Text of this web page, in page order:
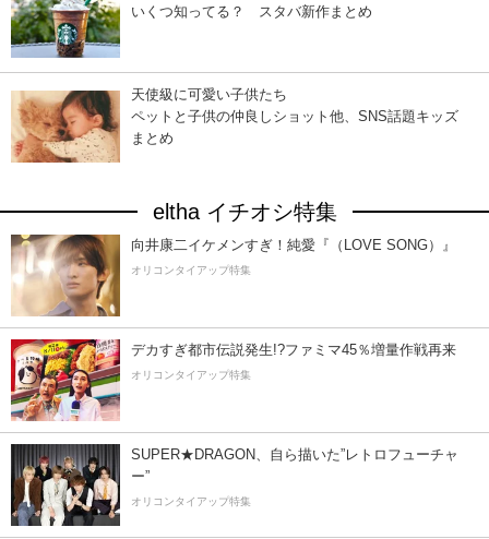
いくつ知ってる？ スタバ新作まとめ
天使級に可愛い子供たち
ペットと子供の仲良しショット他、SNS話題キッズ
まとめ
eltha イチオシ特集
向井康二イケメンすぎ！純愛『（LOVE SONG）』
オリコンタイアップ特集
デカすぎ都市伝説発生!?ファミマ45％増量作戦再来
オリコンタイアップ特集
SUPER★DRAGON、自ら描いた”レトロフューチャ
ー”
オリコンタイアップ特集